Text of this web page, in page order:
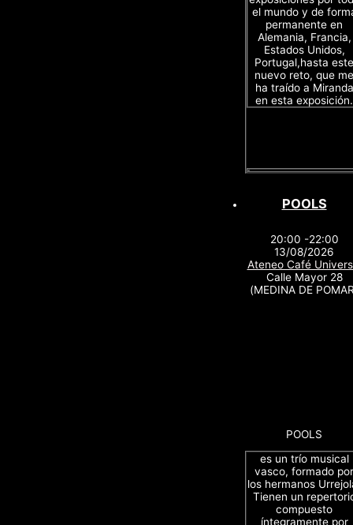
el mundo y de
permanente en
Alemania, Francia,
Estados Unidos,
Portugal,hasta este
nuevo reto, que me
ha traído a Miranda
en esta exposición.
POOLS
20:00 -22:00
13/08/2026
Ateneo Café
Calle Mayor 28
(MEDINA DE
POOLS
es un trío musical
vasco, formado por
los hermanos
Tienen un
compuesto
íntegramente por